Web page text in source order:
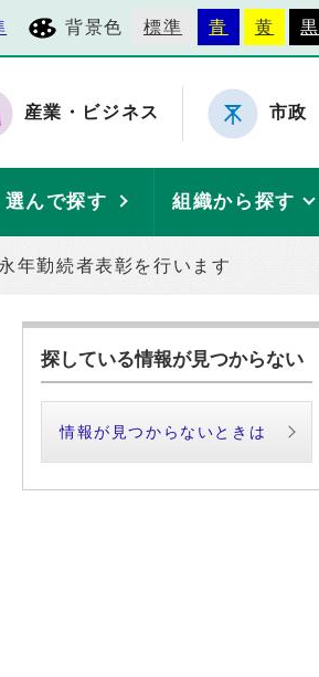
背景色 標準 青 黄 黒
産業・ビジネス 市政
選んで探す 組織から探す
年勤続者表彰を行います
探している情報が見つからない
情報が見つからないときは